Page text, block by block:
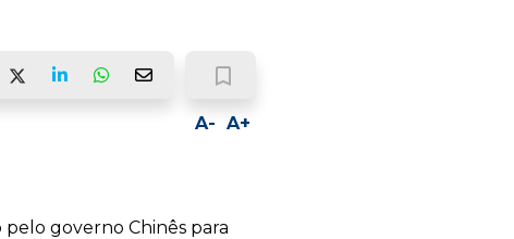
bookmark_border
A+
A-
governo Chinês para